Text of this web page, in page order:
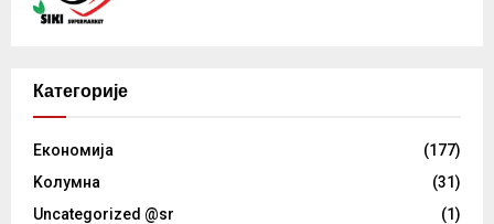
Категорије
Eкономија
(177)
Kолумнa
(31)
Uncategorized @sr
(1)